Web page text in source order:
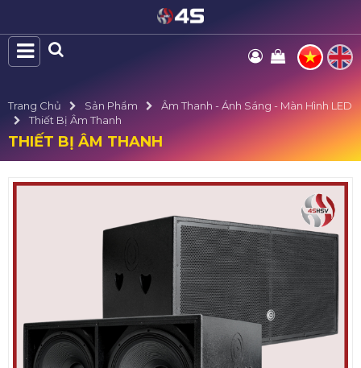
Trang Chủ Sản Phẩm
Âm Thanh - Ánh Sáng - Màn Hình LED
Thiết Bị Âm Thanh
THIẾT BỊ ÂM THANH